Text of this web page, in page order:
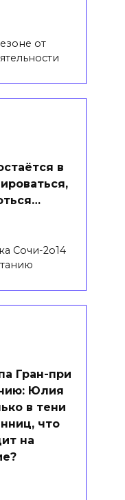
от
в
Сочи-2о14
Гран-при
Юлия
в тени
что
на